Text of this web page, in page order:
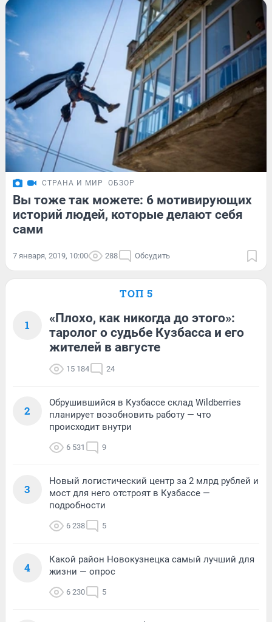
СТРАНА И МИР ОБЗОР
Вы тоже так можете: 6 мотивирующих
историй людей, которые делают себя
сами
7 января, 2019, 10:00 288 Обсудить
ТОП 5
1
«Плохо, как никогда до этого»:
таролог о судьбе Кузбасса и его
жителей в августе
15 184 24
2
Обрушившийся в Кузбассе склад Wildberries
планирует возобновить работу — что
происходит внутри
6 531 9
3
Новый логистический центр за 2 млрд рублей и
мост для него отстроят в Кузбассе —
подробности
6 238 5
4
Какой район Новокузнецка самый лучший для
жизни — опрос
6 230 5